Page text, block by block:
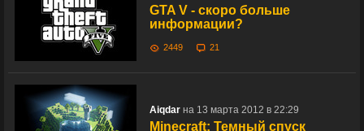
GTA V - скоро больше
информации?
2449 21
Aiqdar на 13 марта 2012 в 22:29
Minecraft: Темный спуск